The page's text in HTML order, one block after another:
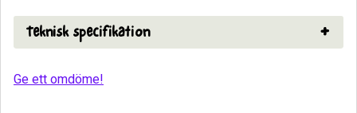
Ge ett omdöme!
Teknisk specifikation